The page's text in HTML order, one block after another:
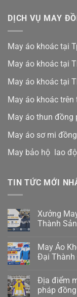
DỊCH VỤ MAY
May áo khoác tại
May áo khoác tại
May áo khoác tại
May áo khoác trên
May áo thun đồng
May áo sơ mi
May bảo hộ lao
TIN TỨC MỚI
Xưởng
Thành
May Áo
Đại Thành
Địa điểm
pháp